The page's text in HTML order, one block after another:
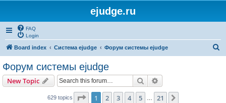
ejudge.ru
FAQ
Login
Board index Система ejudge Форум системы ejudge
Форум системы ejudge
New Topic Search
629 topics Page 1of 21
1 2 3 4 5 21